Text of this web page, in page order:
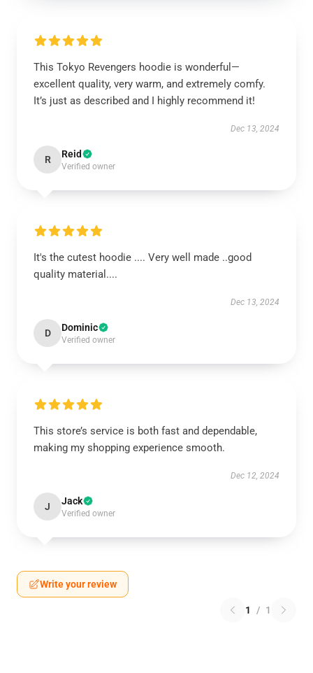
This Tokyo Revengers hoodie is wonderful—
excellent quality, very warm, and extremely comfy.
It’s just as described and I highly recommend it!
Dec 13, 2024
R Reid
Verified owner
It's the cutest hoodie .... Very well made ..good
quality material....
Dec 13, 2024
D Dominic
Verified owner
This store’s service is both fast and dependable,
making my shopping experience smooth.
Dec 12, 2024
J Jack
Verified owner
Write your review
1 / 1